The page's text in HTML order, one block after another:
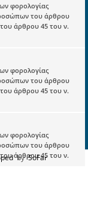
φορολογίας
του άρθρου
άρθρου 45 του ν.
φορολογίας
του άρθρου
άρθρου 45 του ν.
φορολογίας
του άρθρου
άρθρου 45 του ν.
bySoFar